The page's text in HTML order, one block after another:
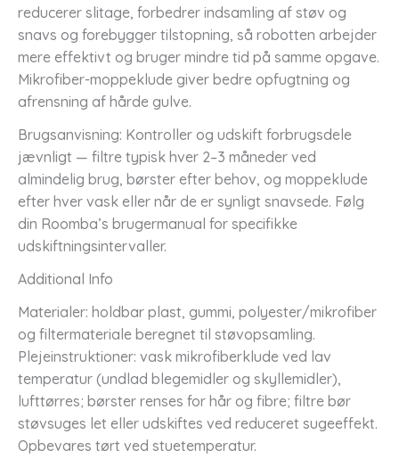
reducerer slitage, forbedrer indsamling af støv og
snavs og forebygger tilstopning, så robotten arbejder
mere effektivt og bruger mindre tid på samme opgave.
Mikrofiber-moppeklude giver bedre opfugtning og
afrensning af hårde gulve.
Brugsanvisning: Kontroller og udskift forbrugsdele
jævnligt — filtre typisk hver 2–3 måneder ved
almindelig brug, børster efter behov, og moppeklude
efter hver vask eller når de er synligt snavsede. Følg
din Roomba’s brugermanual for specifikke
udskiftningsintervaller.
Additional Info
Materialer: holdbar plast, gummi, polyester/mikrofiber
og filtermateriale beregnet til støvopsamling.
Plejeinstruktioner: vask mikrofiberklude ved lav
temperatur (undlad blegemidler og skyllemidler),
lufttørres; børster renses for hår og fibre; filtre bør
støvsuges let eller udskiftes ved reduceret sugeeffekt.
Opbevares tørt ved stuetemperatur.